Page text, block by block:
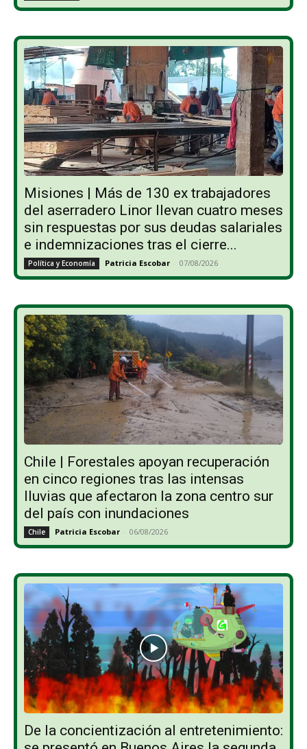
Misiones | Más de 130 ex trabajadores
del aserradero Linor llevan cuatro meses
sin respuestas por sus deudas salariales
e indemnizaciones tras el cierre...
Política y Economía Patricia Escobar - 07/08/2026
Chile | Forestales apoyan recuperación
en cinco regiones tras las intensas
lluvias que afectaron la zona centro sur
del país con inundaciones
Chile Patricia Escobar - 06/08/2026
De la concientización al entretenimiento: